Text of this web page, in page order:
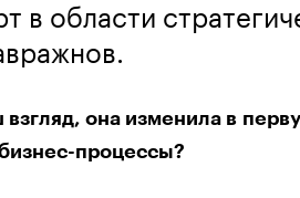
в области
она изменила в
процессы?